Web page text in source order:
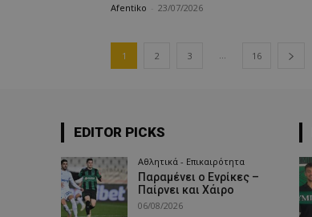
Afentiko 23/07/2026
1 2 3 ... 16
EDITOR PICKS
Αθλητικά - Επικαιρότητα
Παραμένει ο Ενρίκες –
Παίρνει και Χάιρο
06/08/2026